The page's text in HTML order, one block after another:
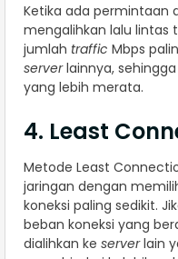
Ketika ada permintaan
mengalihkan lalu lintas
jumlah traffic Mbps
serverlainnya,
yang lebih merata.
4. Least
Metode Least
jaringan dengan
koneksi paling sedikit.
beban koneksi yang
dialihkan ke serverlain